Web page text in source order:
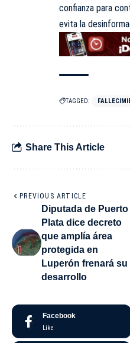
confianza para
evita la
TAGGED:
Share This Article
PREVIOUS ARTICLE
Diputada de Puerto
Plata dice decreto
que amplía área
protegida en
Luperón frenará su
desarrollo
Facebook
Like